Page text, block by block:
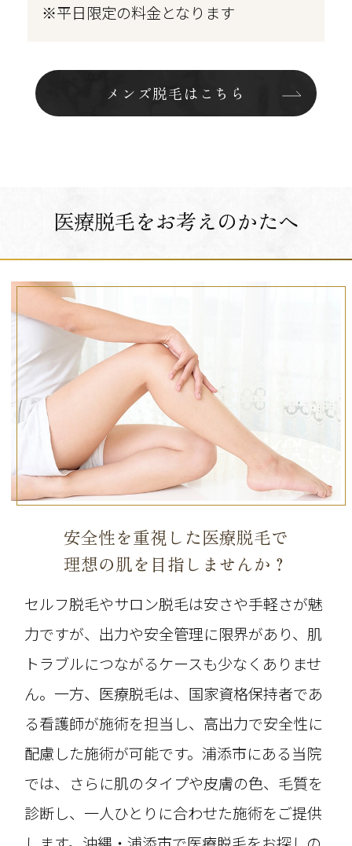
※平日限定の料金となります
メンズ脱毛はこちら
医療脱毛をお考えのかたへ
安全性を重視した医療脱毛で
理想の肌を目指しませんか？
セルフ脱毛やサロン脱毛は安さや手軽さが魅
力ですが、出力や安全管理に限界があり、肌
トラブルにつながるケースも少なくありませ
ん。一方、医療脱毛は、国家資格保持者であ
る看護師が施術を担当し、高出力で安全性に
配慮した施術が可能です。浦添市にある当院
では、さらに肌のタイプや皮膚の色、毛質を
診断し、一人ひとりに合わせた施術をご提供